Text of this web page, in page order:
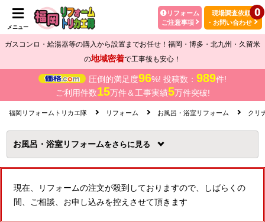
メニュー
リフォーム
ご注意事項
0
現場調査依頼
・お問い合わせ
ガスコンロ・給湯器等の購入から設置までお任せ！福岡・博多・北九州・久留米
の地域密着で工事後も安心！
圧倒的満足度96%! 投稿数： 989件!
ご利用件数15万件＆工事実績5万件突破!
福岡リフォームトリカエ隊 リフォーム お風呂・浴室リフォーム クリ
お風呂・浴室リフォームを
現在、リフォームの注文が殺到しておりますので、しばらくの
間、ご相談、お申し込みを控えさせて頂きます